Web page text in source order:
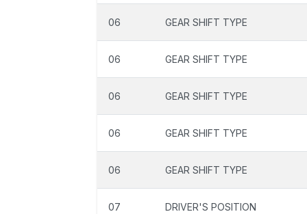
06 GEAR SHIFT TYPE
06 GEAR SHIFT TYPE
06 GEAR SHIFT TYPE
06 GEAR SHIFT TYPE
06 GEAR SHIFT TYPE
07 DRIVER'S POSITION